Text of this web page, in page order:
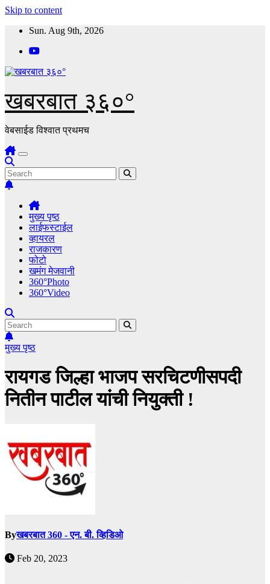
Skip to content
Sun. Aug 9th, 2026
खबरबात ३६०°
वेबसाईड विश्वात प्रथमच
मुख्य पृष्ठ
लाईफस्टाईल
व्हायरल
राजकारण
फोटो
खमंग मेजवानी
360°Photo
360°Video
मुख्य पृष्ठ
रायगड जिल्हा भाजप सरचिटणीसपदी
नितीन पाटील यांची नियुक्ती !
Byखबरबात 360 - एन. बी. व्हिडिओ
Feb 20, 2023